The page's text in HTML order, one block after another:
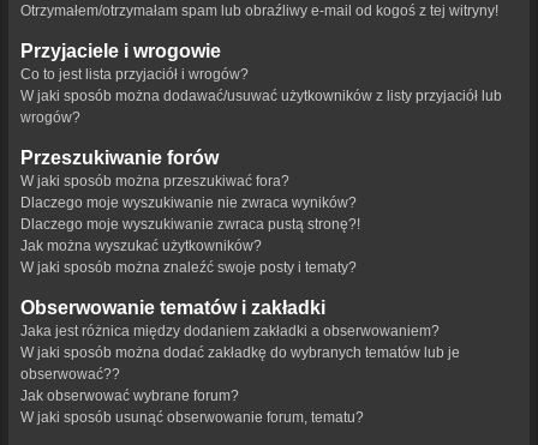
Otrzymałem/otrzymałam spam lub obraźliwy e-mail od kogoś z tej witryny!
Przyjaciele i wrogowie
Co to jest lista przyjaciół i wrogów?
W jaki sposób można dodawać/usuwać użytkowników z listy przyjaciół lub
wrogów?
Przeszukiwanie forów
W jaki sposób można przeszukiwać fora?
Dlaczego moje wyszukiwanie nie zwraca wyników?
Dlaczego moje wyszukiwanie zwraca pustą stronę?!
Jak można wyszukać użytkowników?
W jaki sposób można znaleźć swoje posty i tematy?
Obserwowanie tematów i zakładki
Jaka jest różnica między dodaniem zakładki a obserwowaniem?
W jaki sposób można dodać zakładkę do wybranych tematów lub je
obserwować??
Jak obserwować wybrane forum?
W jaki sposób usunąć obserwowanie forum, tematu?